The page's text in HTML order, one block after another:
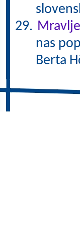
nas
Berta